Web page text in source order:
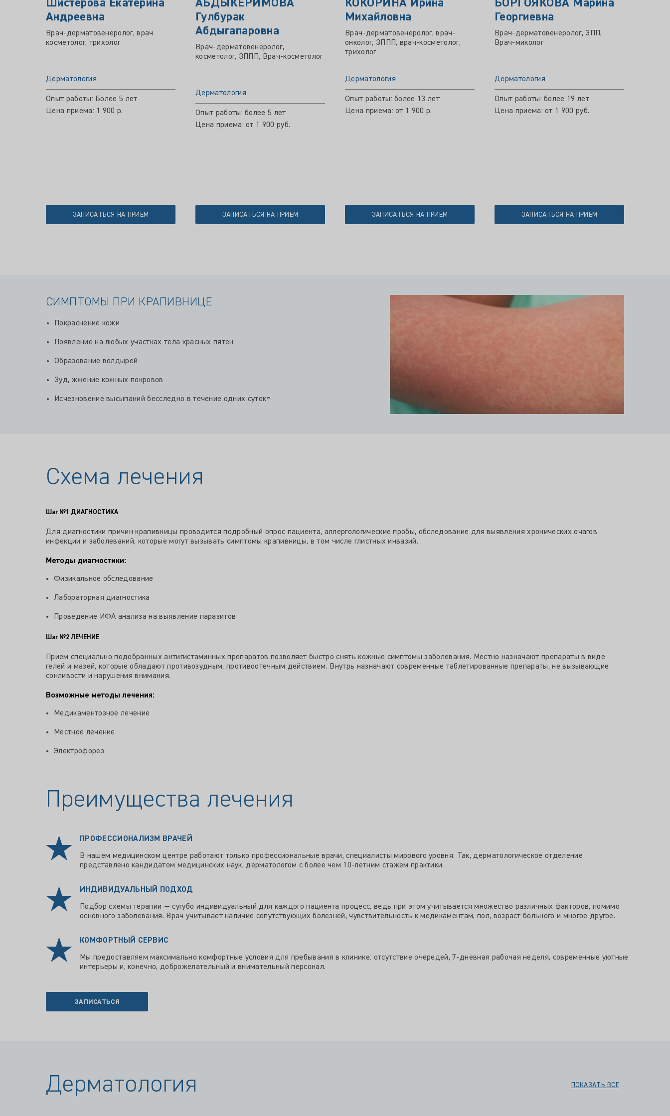
Шистерова Екатерина
Андреевна
Врач-дерматовенеролог, врач
косметолог, трихолог
Дерматология
Опыт работы: Более 5 лет
Цена приема: 1 900 р.
ЗАПИСАТЬСЯ НА ПРИЕМ
АБДЫКЕРИМОВА
Гулбурак
Абдыгапаровна
Врач-дерматовенеролог,
косметолог, ЗППП, Врач-косметолог
Дерматология
Опыт работы: более 5 лет
Цена приема: от 1 900 руб.
ЗАПИСАТЬСЯ НА ПРИЕМ
КОКОРИНА Ирина
Михайловна
Врач-дерматовенеролог, врач-
онколог, ЗППП, врач-косметолог,
трихолог
Дерматология
Опыт работы: более 13 лет
Цена приема: от 1 900 р.
ЗАПИСАТЬСЯ НА ПРИЕМ
БОРГОЯКОВА Марина
Георгиевна
Врач-дерматовенеролог, ЗПП,
Врач-миколог
Дерматология
Опыт работы: более 19 лет
Цена приема: от 1 900 руб.
ЗАПИСАТЬСЯ НА ПРИЕМ
СИМПТОМЫ ПРИ КРАПИВНИЦЕ
Покраснение кожи
Появление на любых участках тела красных пятен
Образование волдырей
Зуд, жжение кожных покровов
Исчезновение высыпаний бесследно в течение одних суток=
Схема лечения
Шаг №1 ДИАГНОСТИКА
Для диагностики причин крапивницы проводится подробный опрос пациента, аллергологические пробы, обследование для выявления хронических очагов
инфекции и заболеваний, которые могут вызывать симптомы крапивницы, в том числе глистных инвазий.
Методы диагностики:
Физикальное обследование
Лабораторная диагностика
Проведение ИФА анализа на выявление паразитов
Шаг №2 ЛЕЧЕНИЕ
Прием специально подобранных антигистаминных препаратов позволяет быстро снять кожные симптомы заболевания. Местно назначают препараты в виде
гелей и мазей, которые обладают противозудным, противоотечным действием. Внутрь назначают современные таблетированные препараты, не вызывающие
сонливости и нарушения внимания.
Возможные методы лечения:
Медикаментозное лечение
Местное лечение
Электрофорез
Преимущества лечения
ПРОФЕССИОНАЛИЗМ ВРАЧЕЙ
В нашем медицинском центре работают только профессиональные врачи, специалисты мирового уровня. Так, дерматологическое отделение
представлено кандидатом медицинских наук, дерматологом с более чем 10-летним стажем практики.
ИНДИВИДУАЛЬНЫЙ ПОДХОД
Подбор схемы терапии — сугубо индивидуальный для каждого пациента процесс, ведь при этом учитывается множество различных факторов, помимо
основного заболевания. Врач учитывает наличие сопутствующих болезней, чувствительность к медикаментам, пол, возраст больного и многое другое.
КОМФОРТНЫЙ СЕРВИС
Мы предоставляем максимально комфортные условия для пребывания в клинике: отсутствие очередей, 7-дневная рабочая неделя, современные уютные
интерьеры и, конечно, доброжелательный и внимательный персонал.
ЗАПИСАТЬСЯ
Дерматология ПОКАЗАТЬ ВСЕ